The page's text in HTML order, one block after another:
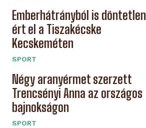
Emberhátrányból is döntetlen
ért el a Tiszakécske
Kecskeméten
SPORT
Négy aranyérmet szerzett
Trencsényi Anna az országos
bajnokságon
SPORT